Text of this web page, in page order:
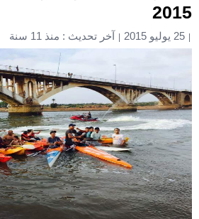
2015
25 يوليو 2015 آخر تحديث : منذ 11 سنة